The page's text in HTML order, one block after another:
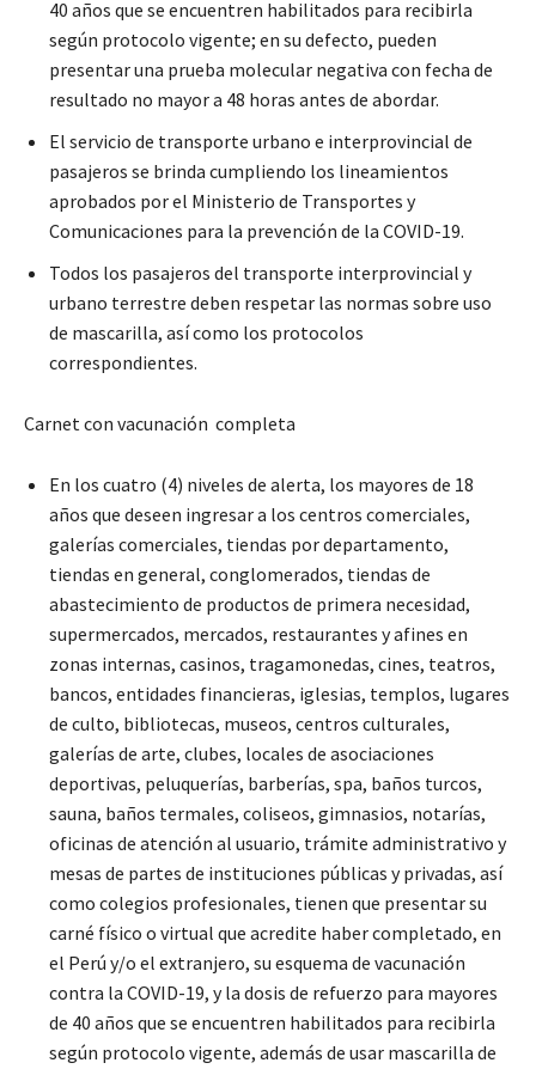
40 años que se encuentren habilitados para recibirla
según protocolo vigente; en su defecto, pueden
presentar una prueba molecular negativa con fecha de
resultado no mayor a 48 horas antes de abordar.
El servicio de transporte urbano e interprovincial de
pasajeros se brinda cumpliendo los lineamientos
aprobados por el Ministerio de Transportes y
Comunicaciones para la prevención de la COVID-19.
Todos los pasajeros del transporte interprovincial y
urbano terrestre deben respetar las normas sobre uso
de mascarilla, así como los protocolos
correspondientes.
Carnet con vacunación completa
En los cuatro (4) niveles de alerta, los mayores de 18
años que deseen ingresar a los centros comerciales,
galerías comerciales, tiendas por departamento,
tiendas en general, conglomerados, tiendas de
abastecimiento de productos de primera necesidad,
supermercados, mercados, restaurantes y afines en
zonas internas, casinos, tragamonedas, cines, teatros,
bancos, entidades financieras, iglesias, templos, lugares
de culto, bibliotecas, museos, centros culturales,
galerías de arte, clubes, locales de asociaciones
deportivas, peluquerías, barberías, spa, baños turcos,
sauna, baños termales, coliseos, gimnasios, notarías,
oficinas de atención al usuario, trámite administrativo y
mesas de partes de instituciones públicas y privadas, así
como colegios profesionales, tienen que presentar su
carné físico o virtual que acredite haber completado, en
el Perú y/o el extranjero, su esquema de vacunación
contra la COVID-19, y la dosis de refuerzo para mayores
de 40 años que se encuentren habilitados para recibirla
según protocolo vigente, además de usar mascarilla de